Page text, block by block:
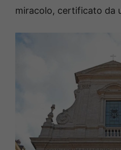
miracolo, certificato da